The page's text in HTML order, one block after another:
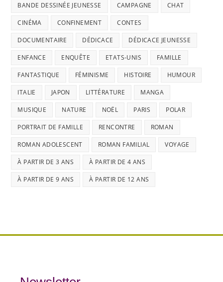
BANDE DESSINÉE JEUNESSE CAMPAGNE CHAT
CINÉMA CONFINEMENT CONTES
DOCUMENTAIRE DÉDICACE DÉDICACE JEUNESSE
ENFANCE ENQUÊTE ETATS-UNIS FAMILLE
FANTASTIQUE FÉMINISME HISTOIRE HUMOUR
ITALIE JAPON LITTÉRATURE MANGA
MUSIQUE NATURE NOËL PARIS POLAR
PORTRAIT DE FAMILLE RENCONTRE ROMAN
ROMAN ADOLESCENT ROMAN FAMILIAL VOYAGE
À PARTIR DE 3 ANS À PARTIR DE 4 ANS
À PARTIR DE 9 ANS À PARTIR DE 12 ANS